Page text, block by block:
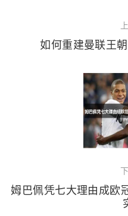
如何重建曼联王
姆巴佩凭七大理由成欧